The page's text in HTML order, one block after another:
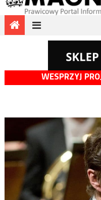
WESPRZYJ